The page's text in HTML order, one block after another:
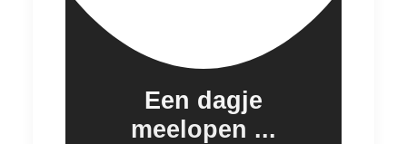
Een dagje
meelopen ...